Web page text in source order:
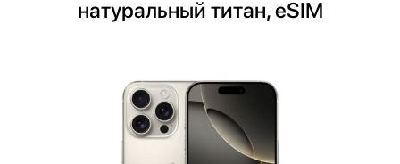
натуральный титан, eSIM